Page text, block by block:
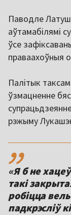
Паводле
аўтамабілямі
ўсе
праваахоўныя
Палітык
ўзмацненне
рэжыму
,,
«Я б не
такі
робіцца
падкрэсліў